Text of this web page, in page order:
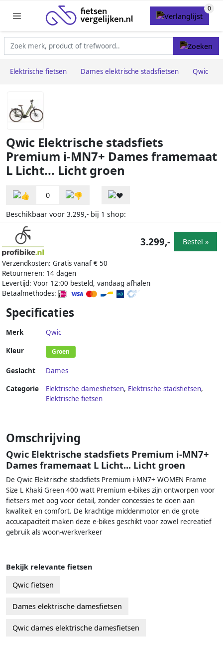
Elektrische fietsen Dames elektrische stadsfietsen Qwic
Qwic Elektrische stadsfiets
Premium i-MN7+ Dames framemaat
L Licht... Licht groen
0
Beschikbaar voor 3.299,- bij 1 shop:
Verzendkosten: Gratis vanaf € 50
Retourneren: 14 dagen
Levertijd: Voor 12:00 besteld, vandaag afhalen
Betaalmethodes:
3.299,- Bestel »
Specificaties
Merk Qwic
Kleur Groen
Geslacht
Dames
Categorie
Elektrische damesfietsen, Elektrische stadsfietsen,
Elektrische fietsen
Omschrijving
Qwic Elektrische stadsfiets Premium i-MN7+
Dames framemaat L Licht... Licht groen
De Qwic Elektrische stadsfiets Premium i-MN7+ WOMEN Frame
Size L Khaki Green 400 watt Premium e-bikes zijn ontworpen voor
fietsers met oog voor detail, zonder concessies te doen aan
kwaliteit en comfort. De krachtige middenmotor en de grote
accucapaciteit maken deze e-bikes geschikt voor zowel recreatief
gebruik als woon-werkverkeer
Bekijk relevante fietsen
Qwic fietsen
Dames elektrische damesfietsen
Qwic dames elektrische damesfietsen